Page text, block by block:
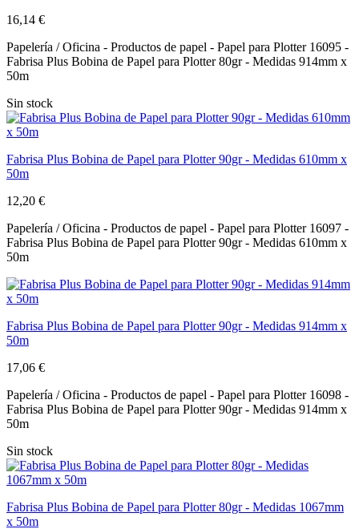
16,14 €
Papelería / Oficina - Productos de papel - Papel para Plotter 16095 -
Fabrisa Plus Bobina de Papel para Plotter 80gr - Medidas 914mm x
50m
Sin stock
Fabrisa Plus Bobina de Papel para Plotter 90gr - Medidas 610mm x
50m
12,20 €
Papelería / Oficina - Productos de papel - Papel para Plotter 16097 -
Fabrisa Plus Bobina de Papel para Plotter 90gr - Medidas 610mm x
50m
Fabrisa Plus Bobina de Papel para Plotter 90gr - Medidas 914mm x
50m
17,06 €
Papelería / Oficina - Productos de papel - Papel para Plotter 16098 -
Fabrisa Plus Bobina de Papel para Plotter 90gr - Medidas 914mm x
50m
Sin stock
Fabrisa Plus Bobina de Papel para Plotter 80gr - Medidas 1067mm
x 50m